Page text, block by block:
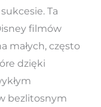
Ta
filmów
małych, często
dzięki
bezlitosnym